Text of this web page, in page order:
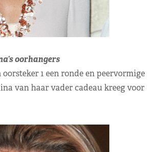
oorhangers
1 een ronde en peervormige
van haar vader cadeau kreeg voor